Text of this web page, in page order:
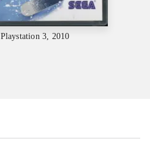
Playstation 3, 2010